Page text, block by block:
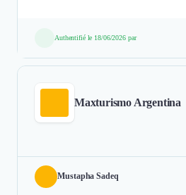
Authentifié le 18/06/2026 par
Maxturismo Argentina
Mustapha Sadeq